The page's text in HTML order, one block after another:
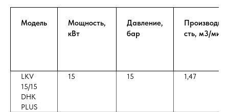
Модель
Мощность,
кВт
Давление,
бар
Производит-
сть, м3/мин
LKV
15/15
DHK
PLUS
15 15 1,47